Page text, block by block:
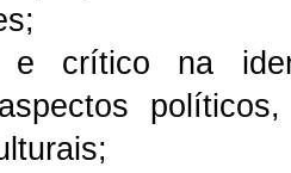
crítico na